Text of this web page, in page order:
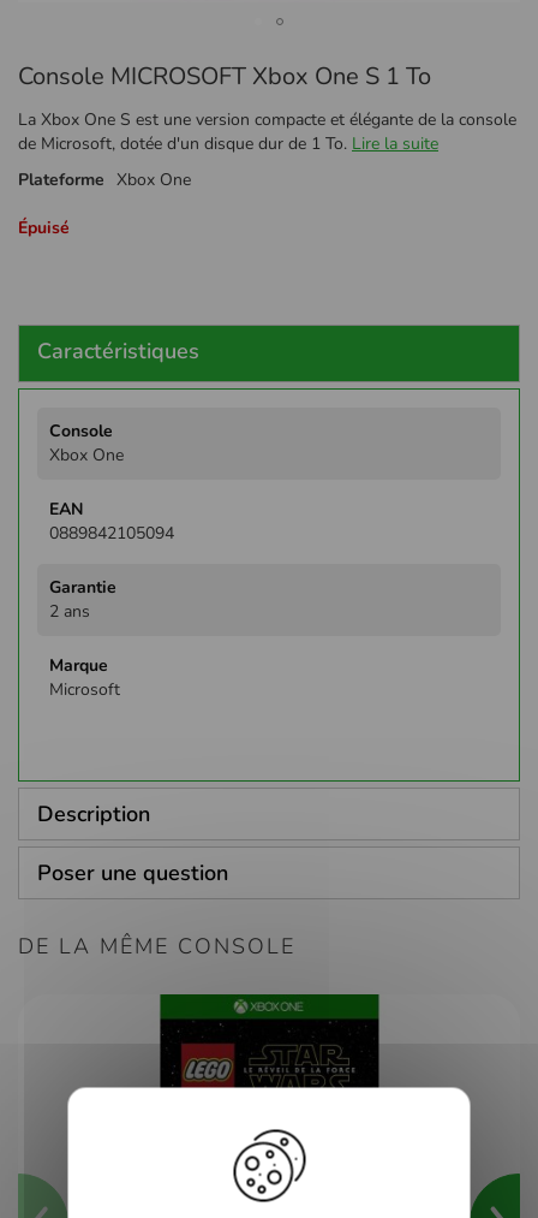
au
de
la
Galerie
Console MICROSOFT Xbox One S 1 To
La Xbox One S est une version compacte et élégante de la console
de Microsoft, dotée d'un disque dur de 1 To. Lire la suite
Plateforme Xbox One
Épuisé
Caractéristiques
d'infos
Xbox One
0889842105094
2 ans
Microsoft
Description
Poser une question
DE LA MÊME CONSOLE